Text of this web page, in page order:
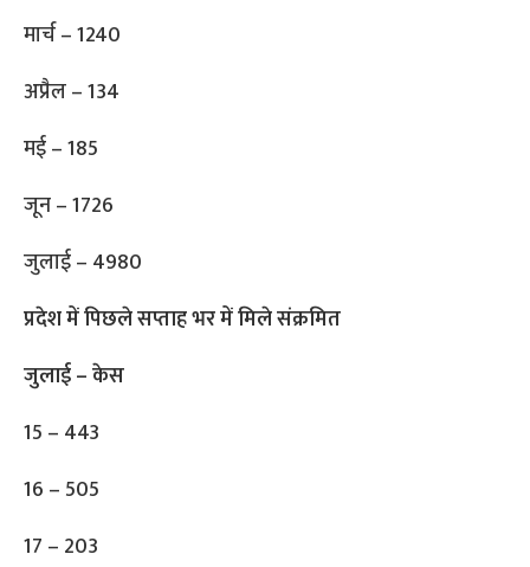
मार्च – 1240
अप्रैल – 134
मई – 185
जून – 1726
जुलाई – 4980
प्रदेश में पिछले सप्ताह भर में मिले संक्रमित
जुलाई – केस
15 – 443
16 – 505
17 – 203